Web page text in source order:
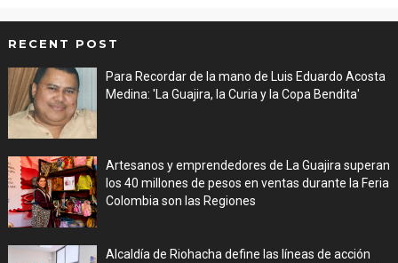
RECENT POST
Para Recordar de la mano de Luis Eduardo Acosta
Medina: 'La Guajira, la Curia y la Copa Bendita'
Artesanos y emprendedores de La Guajira superan
los 40 millones de pesos en ventas durante la Feria
Colombia son las Regiones
Alcaldía de Riohacha define las líneas de acción